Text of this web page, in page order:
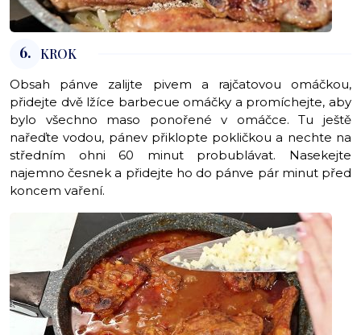
6. KROK
Obsah pánve zalijte pivem a rajčatovou omáčkou,
přidejte dvě lžíce barbecue omáčky a promíchejte, aby
bylo všechno maso ponořené v omáčce. Tu ještě
nařeďte vodou, pánev přiklopte pokličkou a nechte na
středním ohni 60 minut probublávat. Nasekejte
najemno česnek a přidejte ho do pánve pár minut před
koncem vaření.